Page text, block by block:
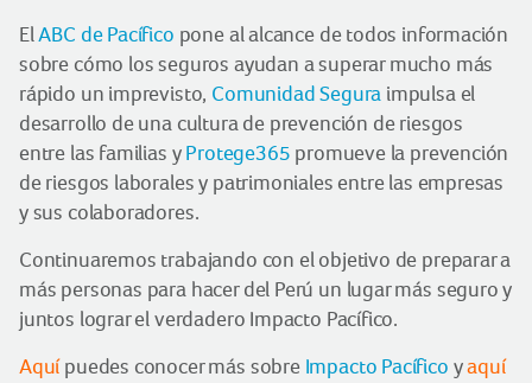
ElABC de Pacífico pone al alcance de todos información
sobre cómo los seguros ayudan a superar mucho más
rápido un imprevisto, Comunidad Segura impulsa el
desarrollo de una cultura de prevención de riesgos
entre las familias y Protege365 promueve la prevención
de riesgos laborales y patrimoniales entre las empresas
y sus colaboradores.
Continuaremos trabajando con el objetivo de preparar a
más personas para hacer del Perú un lugar más seguro y
juntos lograr el verdadero Impacto Pacífico.
Aquípuedes conocer más sobre Impacto Pacífico yaquí